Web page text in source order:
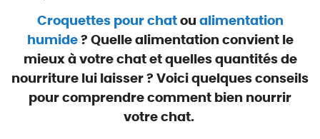
Croquettes pour chatou alimentation
humide? Quelle alimentation convient le
mieux à votre chat et quelles quantités de
nourriture lui laisser ? Voici quelques conseils
pour comprendre comment bien nourrir
votre chat.